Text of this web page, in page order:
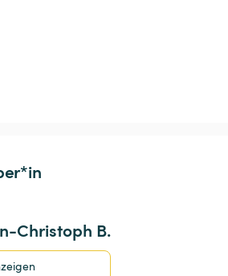
Christoph B.